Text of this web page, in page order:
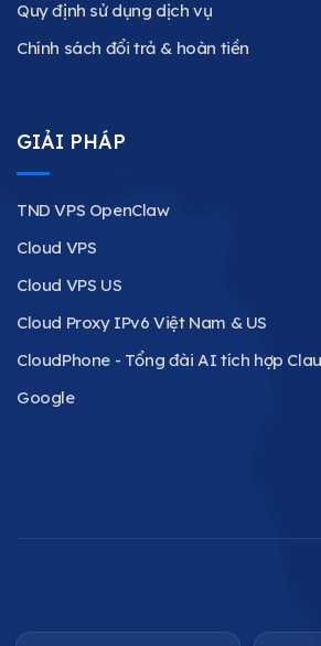
Quy định sử dụng dịch vụ
Chính sách đổi trả & hoàn tiền
GIẢI PHÁP
TND VPS OpenClaw
Cloud VPS
Cloud VPS US
Cloud Proxy IPv6 Việt Nam & US
CloudPhone - Tổng đài AI tích hợp
Google